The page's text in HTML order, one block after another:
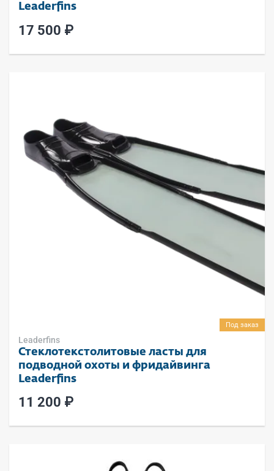
Leaderfins
17 500 ₽
Под заказ
Leaderfins
Стеклотекстолитовые ласты для
подводной охоты и фридайвинга
Leaderfins
11 200 ₽